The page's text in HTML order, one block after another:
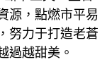
源，點燃市平易
努力于打造老蒼
過越甜美。